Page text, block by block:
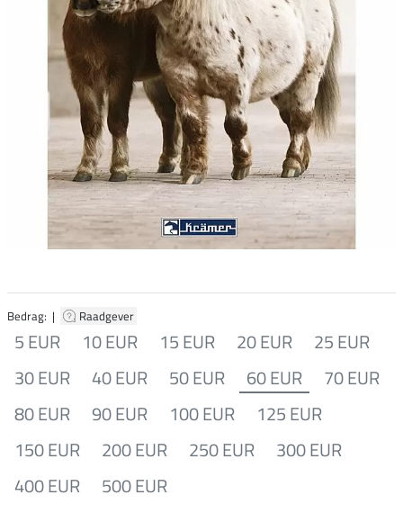
Bedrag: | Raadgever
5 EUR 10 EUR 15 EUR 20 EUR
25 EUR
30 EUR
40 EUR 50 EUR 60 EUR
70 EUR
80 EUR
90 EUR 100 EUR
125 EUR
150 EUR
200 EUR 250 EUR
300 EUR
400 EUR
500 EUR